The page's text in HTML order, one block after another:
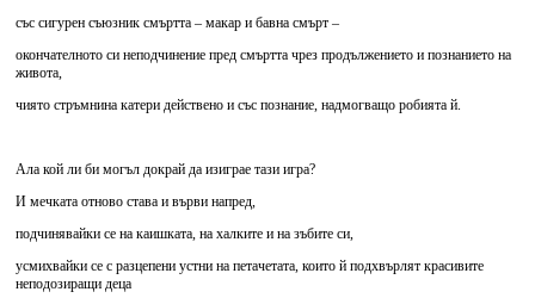
със сигурен съюзник смъртта – макар и бавна смърт –
окончателното си неподчинение пред смъртта чрез продължението и познанието на
живота,
чиято стръмнина катери действено и със познание, надмогващо робията й.
Ала кой ли би могъл докрай да изиграе тази игра?
И мечката отново става и върви напред,
подчинявайки се на каишката, на халките и на зъбите си,
усмихвайки се с разцепени устни на петачетата, които й подхвърлят красивите
неподозиращи деца